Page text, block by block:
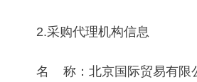
2.采购代理机构信息
名 称：北京国际贸易有限